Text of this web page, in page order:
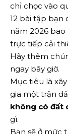
chỉ chọc vào
12 bài tập bạn
năm 2026 bao
trực tiếp cải
Hãy thêm
ngay bây giờ.
Mục tiêu là
gia một trận
không có đất
gì.
Bạn sẽ ở mức